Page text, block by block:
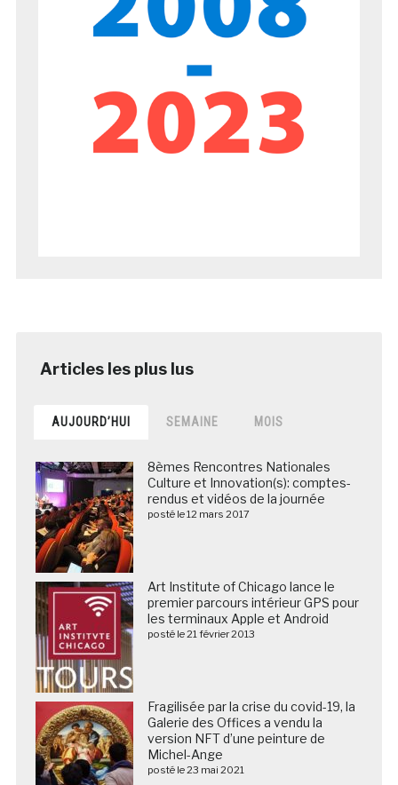
AUJOURD’HUI SEMAINE MOIS
8èmes Rencontres Nationales
Culture et Innovation(s): comptes-
rendus et vidéos de la journée
posté le 12 mars 2017
Art Institute of Chicago lance le
premier parcours intérieur GPS pour
les terminaux Apple et Android
posté le 21 février 2013
Fragilisée par la crise du covid-19, la
Galerie des Offices a vendu la
version NFT d’une peinture de
Michel-Ange
posté le 23 mai 2021